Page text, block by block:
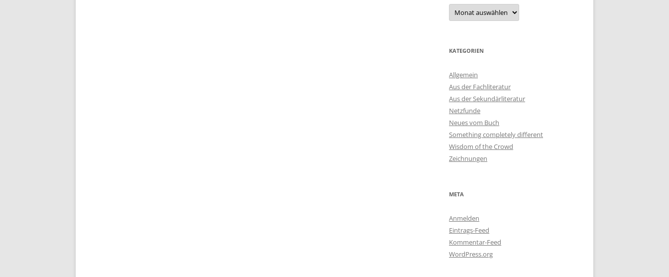
Archiv
KATEGORIEN
Allgemein
Aus der Fachliteratur
Aus der Sekundärliteratur
Netzfunde
Neues vom Buch
Something completely different
Wisdom of the Crowd
Zeichnungen
META
Anmelden
Eintrags-Feed
Kommentar-Feed
WordPress.org